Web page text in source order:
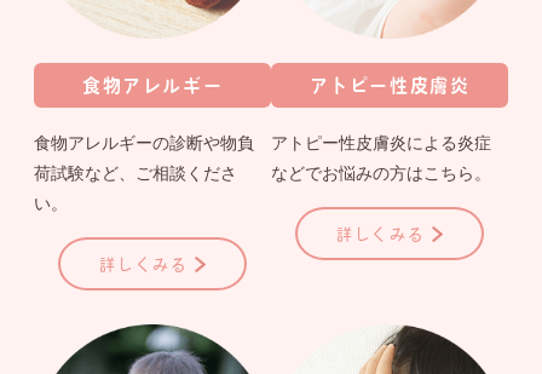
食物アレルギー
食物アレルギーの診断や物負
荷試験など、ご相談くださ
い。
詳しくみる
アトピー性皮膚炎
アトピー性皮膚炎による炎症
などでお悩みの方はこちら。
詳しくみる